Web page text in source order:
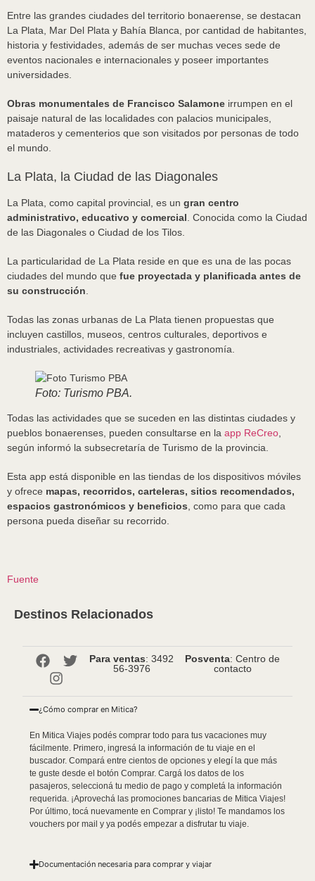
Entre las grandes ciudades del territorio bonaerense, se destacan
La Plata, Mar Del Plata y Bahía Blanca, por cantidad de habitantes,
historia y festividades, además de ser muchas veces sede de
eventos nacionales e internacionales y poseer importantes
universidades.
Obras monumentales de Francisco Salamone irrumpen en el
paisaje natural de las localidades con palacios municipales,
mataderos y cementerios que son visitados por personas de todo
el mundo.
La Plata, la Ciudad de las Diagonales
La Plata, como capital provincial, es un gran centro
administrativo, educativo y comercial . Conocida como la Ciudad
de las Diagonales o Ciudad de los Tilos.
La particularidad de La Plata reside en que es una de las pocas
ciudades del mundo que fue proyectada y planificada antes de
su construcción
Todas las zonas urbanas de La Plata tienen propuestas que
incluyen castillos, museos, centros culturales, deportivos e
industriales, actividades recreativas y gastronomía.
Foto: Turismo PBA.
Todas las actividades que se suceden en las distintas ciudades y
pueblos bonaerenses, pueden consultarse en la app ReCreo
según informó la subsecretaría de Turismo de la provincia.
Esta app está disponible en las tiendas de los dispositivos móviles
y ofrece mapas, recorridos, carteleras, sitios recomendados,
espacios gastronómicos y beneficios , como para que cada
persona pueda diseñar su recorrido.
Fuente
Destinos Relacionados
Para ventas: 3492
56-3976
Posventa: Centro de
contacto
¿Cómo comprar en Mitica?
En Mitica Viajes podés comprar todo para tus vacaciones muy
fácilmente. Primero, ingresá la información de tu viaje en el
buscador. Compará entre cientos de opciones y elegí la que más
te guste desde el botón Comprar. Cargá los datos de los
pasajeros, seleccioná tu medio de pago y completá la información
requerida. ¡Aprovechá las promociones bancarias de Mitica Viajes!
Por último, tocá nuevamente en Comprar y ¡listo! Te mandamos los
vouchers por mail y ya podés empezar a disfrutar tu viaje.
Documentación necesaria para comprar y viajar